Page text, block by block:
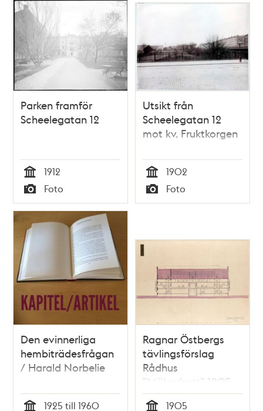
Lista
Karta
träffar
Parken framför
Scheelegatan 12
Tid
1912
Typ
Foto
Utsikt från
Scheelegatan 12
mot kv. Fruktkorgen
Tid
1902
Typ
Foto
Den evinnerliga
hembiträdesfrågan
/ Harald Norbelie
1925 till 1960
Ragnar Östbergs
tävlingsförslag
Rådhus
”Mälardrott” 1905,
sektionsritning L–M
1905